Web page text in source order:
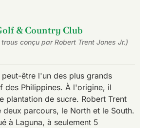
& Country Club
conçu par Robert Trent Jones Jr.)
peut-être l'un des plus grands
des Philippines. À l'origine, il
plantation de sucre. Robert Trent
deux parcours, le North et le South.
à Laguna, à seulement 5